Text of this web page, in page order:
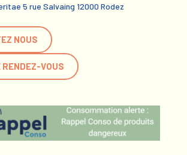
5 rue Salvaing 12000 Rodez
NOUS
RENDEZ-VOUS